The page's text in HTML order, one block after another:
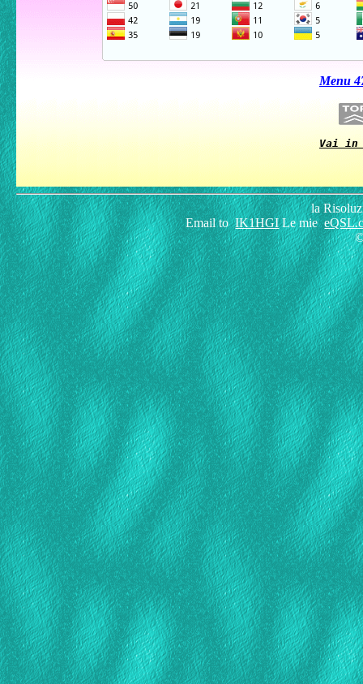
Menu
Vai in
la
Email toIK1HGILe mie